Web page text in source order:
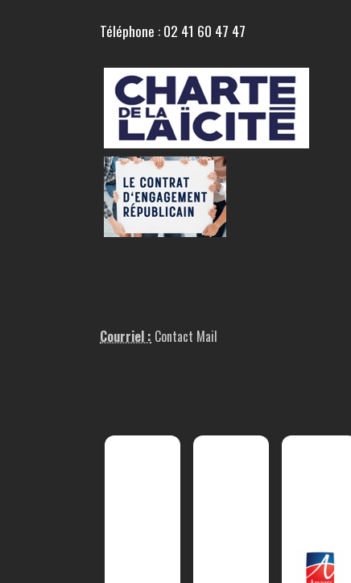
Téléphone : 02 41 60 47 47
Courriel : Contact Mail